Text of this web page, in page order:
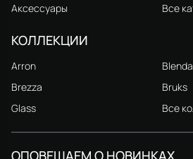
Аксессуары
Все
КОЛЛЕКЦИИ
Arron
Blenda
Brezza
Bruks
Glass
Все
ОПОВЕЩАЕМ О НОВИНКАХ